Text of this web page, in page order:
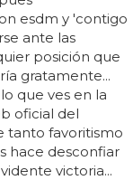
esdm y 'contigo
ante las
posición que
gratamente...
lo que ves en la
oficial del
tanto favoritismo
hace desconfiar
victoria...